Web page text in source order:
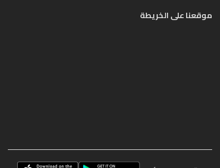
موقعنا على الخريطة